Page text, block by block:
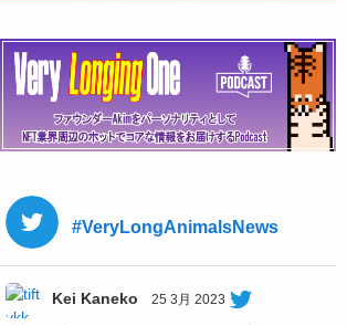
#VeryLongAnimalsNews
Kei Kaneko 25 3月 2023